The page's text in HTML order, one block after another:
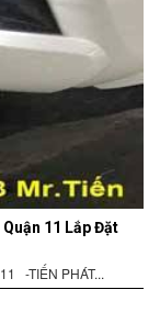
11 Lắp Đặt
-TIẾN PHÁT...